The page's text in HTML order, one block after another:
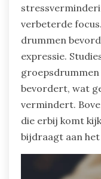
verbeterde
drummen
expressie.
bevordert, wat
vermindert.
die erbij komt
bijdraagt aan